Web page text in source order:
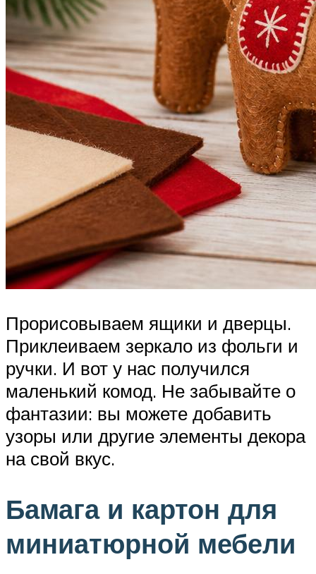
Прорисовываем ящики и дверцы.
Приклеиваем зеркало из фольги и
ручки. И вот у нас получился
маленький комод. Не забывайте о
фантазии: вы можете добавить
узоры или другие элементы декора
на свой вкус.
Бамага и картон для
миниатюрной мебели